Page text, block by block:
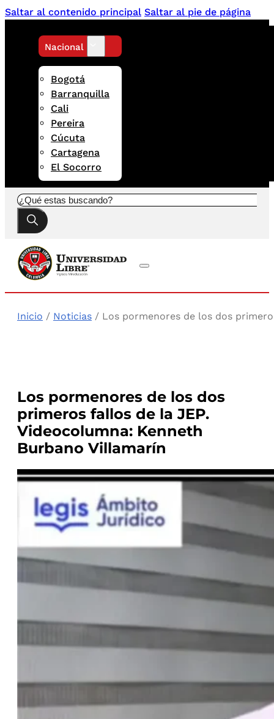
Saltar al contenido principal Saltar al pie de página
Nacional
Bogotá
Barranquilla
Cali
Pereira
Cúcuta
Cartagena
El Socorro
Buscar
Inicio / Noticias / Los pormenores de los dos
Los pormenores de los dos
primeros fallos de la JEP.
Videocolumna: Kenneth
Burbano Villamarín